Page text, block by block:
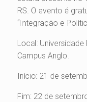
RS. O evento é
“Integração e
Local:
Campus Anglo.
Início: 21 de
Fim: 22 de